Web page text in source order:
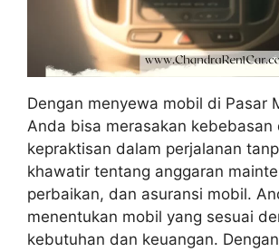
Dengan menyewa mobil di Pasar
Anda bisa merasakan kebebasan
kepraktisan dalam perjalanan
khawatir tentang anggaran
perbaikan, dan asuransi mobil.
menentukan mobil yang sesuai
kebutuhan dan keuangan.